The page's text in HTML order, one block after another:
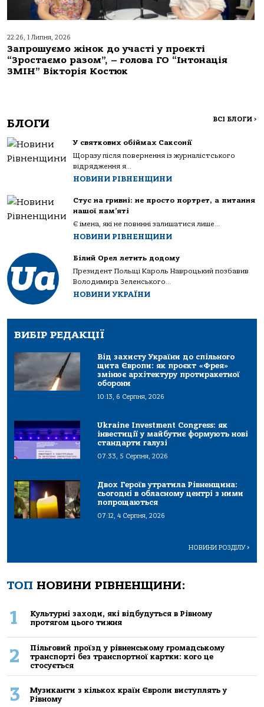
22:26, 1 Липня, 2026
Запрошуємо жінок до участі у проєкті
“Зростаємо разом”, – голова ГО “Інтонація
ЗМІН” Вікторія Костюк
БЛОГИ ВСІ БЛОГИ >
У святкових обіймах Саксонії
Щоразу після повернення із журналістського
відрядження я...
НОВИНИ РІВНЕНЩИНИ
Стус на гривні: не просто портрет, а питання
нашої пам’яті
Є імена, які не повинні залишатися лише...
НОВИНИ РІВНЕНЩИНИ
Білий Орел летить додому
Президент Польщі Кароль Навроцький позбавив
Володимира Зеленського...
НОВИНИ УКРАЇНИ
ВИБІР РЕДАКЦІЇ
Від захисту України до спільного
щита Європи: як проєкт «Фрея»
змінює архітектуру протиракетної
оборони
10:13, 6 Серпня, 2026
Ukraine Investment Congress: як
інвестиції у майбутнє формують нові
стандарти галузі
07:33, 5 Серпня, 2026
Двох Героїв утратила Рівненщина:
сьогодні в обласному центрі з ними
попрощаються
07:12, 4 Серпня, 2026
НОВИНИ РОЗДІЛУ>
ТОП НОВИНИ РІВНЕНЩИНИ:
1
Культурні заходи, які відбудуться в Рівному
протягом цього тижня
2
Пільговий проїзд у рівненському громадському
транспорті без транспортної картки: кого це
стосується
3
Музиканти з кількох країн Європи виступлять у
Рівному